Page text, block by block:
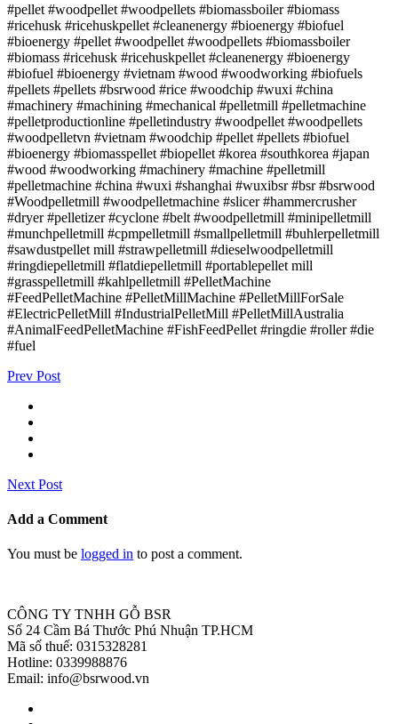
#pellet #woodpellet #woodpellets #biomassboiler #biomass
#ricehusk #ricehuskpellet #cleanenergy #bioenergy #biofuel
#bioenergy #pellet #woodpellet #woodpellets #biomassboiler
#biomass #ricehusk #ricehuskpellet #cleanenergy #bioenergy
#biofuel #bioenergy #vietnam #wood #woodworking #biofuels
#pellets #pellets #bsrwood #rice #woodchip #wuxi #china
#machinery #machining #mechanical #pelletmill #pelletmachine
#pelletproductionline #pelletindustry #woodpellet #woodpellets
#woodpelletvn #vietnam #woodchip #pellet #pellets #biofuel
#bioenergy #biomasspellet #biopellet #korea #southkorea #japan
#wood #woodworking #machinery #machine #pelletmill
#pelletmachine #china #wuxi #shanghai #wuxibsr #bsr #bsrwood
#Woodpelletmill #woodpelletmachine #slicer #hammercrusher
#dryer #pelletizer #cyclone #belt #woodpelletmill #minipelletmill
#munchpelletmill #cpmpelletmill #smallpelletmill #buhlerpelletmill
#sawdustpellet mill #strawpelletmill #dieselwoodpelletmill
#ringdiepelletmill #flatdiepelletmill #portablepellet mill
#grasspelletmill #kahlpelletmill #PelletMachine
#FeedPelletMachine #PelletMillMachine #PelletMillForSale
#ElectricPelletMill #IndustrialPelletMill #PelletMillAustralia
#AnimalFeedPelletMachine #FishFeedPellet #ringdie #roller #die
#fuel
Prev Post
Next Post
Add a Comment
You must be logged in to post a comment.
CÔNG TY TNHH GỖ BSR
Số 24 Cầm Bá Thước Phú Nhuận TP.HCM
Mã số thuế: 0315328281
Hotline: 0339988876
Email: info@bsrwood.vn